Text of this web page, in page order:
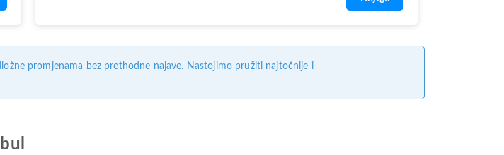
promjenama bez prethodne najave. Nastojimo pružiti najtočnije i